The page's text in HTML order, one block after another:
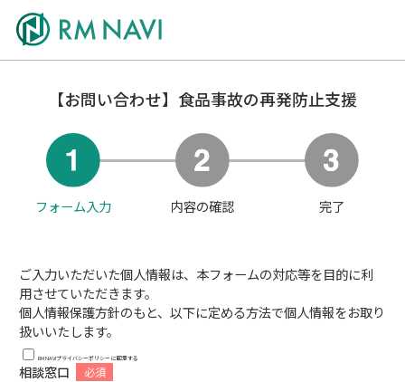
【お問い合わせ】食品事故の再発防止支援
フォーム入力 内容の確認 完了
ご入力いただいた個人情報は、本フォームの対応等を目的に利
用させていただきます。
個人情報保護方針のもと、以下に定める方法で個人情報をお取り
扱いいたします。
RM NAVIプライバシーポリシーに同意する
相談窓口